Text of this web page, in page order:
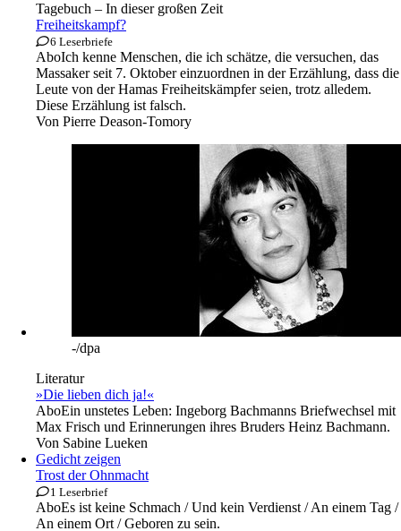
Tagebuch – In dieser großen Zeit
Freiheitskampf?
6 Leserbriefe
AboIch kenne Menschen, die ich schätze, die versuchen, das
Massaker seit 7. Oktober einzuordnen in der Erzählung, dass die
Leute von der Hamas Freiheitskämpfer seien, trotz alledem.
Diese Erzählung ist falsch.
Von Pierre Deason-Tomory
-/dpa
Literatur
»Die lieben dich ja!«
AboEin unstetes Leben: Ingeborg Bachmanns Briefwechsel mit
Max Frisch und Erinnerungen ihres Bruders Heinz Bachmann.
Von Sabine Lueken
Gedicht zeigen
Trost der Ohnmacht
1 Leserbrief
AboEs ist keine Schmach / Und kein Verdienst / An einem Tag /
An einem Ort / Geboren zu sein.